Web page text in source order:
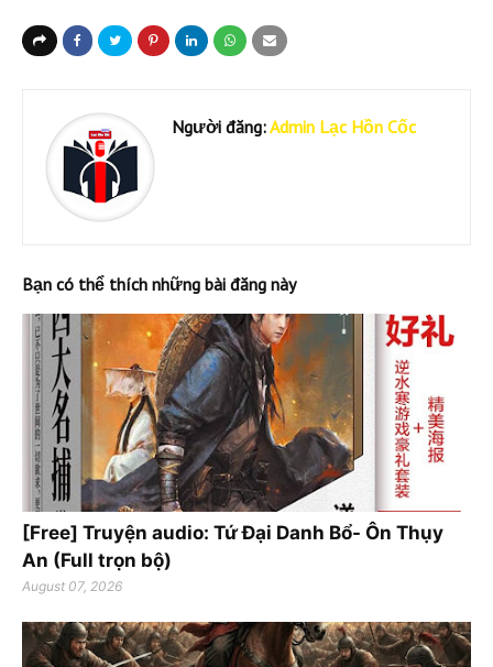
Người đăng:Admin Lạc Hồn Cốc
Bạn có thể thích những bài đăng này
[Free] Truyện audio: Tứ Đại Danh Bổ- Ôn Thụy
An (Full trọn bộ)
August 07, 2026